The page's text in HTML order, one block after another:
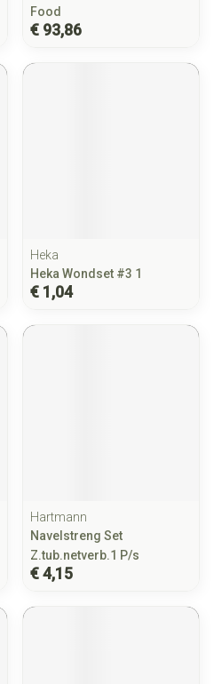
Food
€ 93,86
Heka
Heka Wondset #3 1
€ 1,04
Hartmann
Navelstreng Set
Z.tub.netverb.1 P/s
€ 4,15